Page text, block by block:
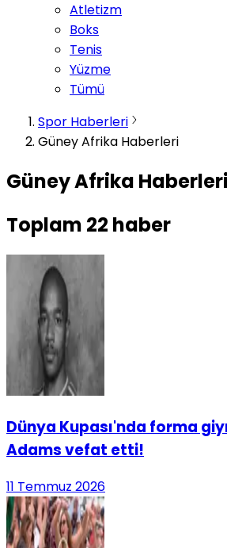
Atletizm
Boks
Tenis
Yüzme
Tümü
Spor Haberleri
Güney Afrika Haberleri
Güney Afrika Haberleri
Toplam 22 haber
Dünya Kupası'nda forma
Adams vefat etti!
11 Temmuz 2026